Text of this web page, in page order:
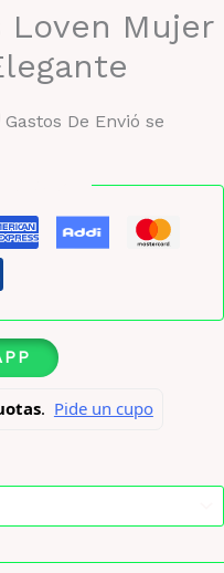
Loven Mujer
El
es:
$ 329.900.
Gastos De Envió se